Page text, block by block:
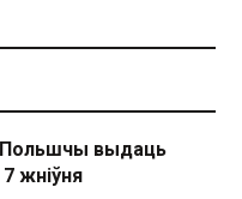
Польшчы выдаць
7 жніўня